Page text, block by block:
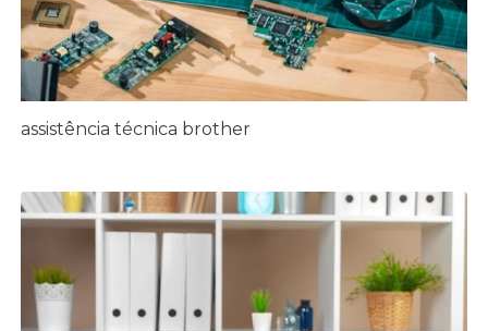
assistência técnica brother